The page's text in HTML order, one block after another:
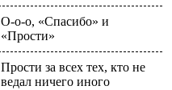
О-о-о, «Спасибо» и
«Прости»
Прости за всех тех, кто не
ведал ничего иного